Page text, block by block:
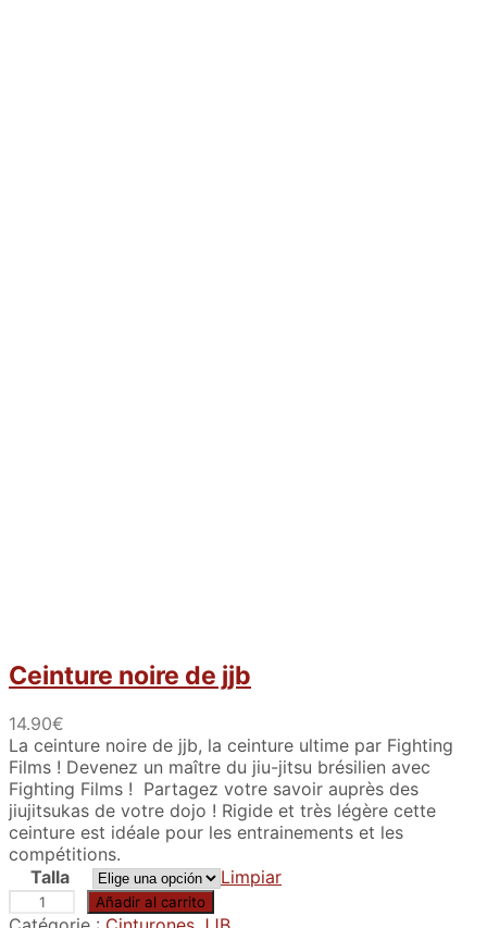
Ceinture noire de jjb
14.90€
La ceinture noire de jjb, la ceinture ultime par Fighting
Films ! Devenez un maître du jiu-jitsu brésilien avec
Fighting Films ! Partagez votre savoir auprès des
jiujitsukas de votre dojo ! Rigide et très légère cette
ceinture est idéale pour les entrainements et les
compétitions.
Talla
Limpiar
C
e
Añadir al carrito